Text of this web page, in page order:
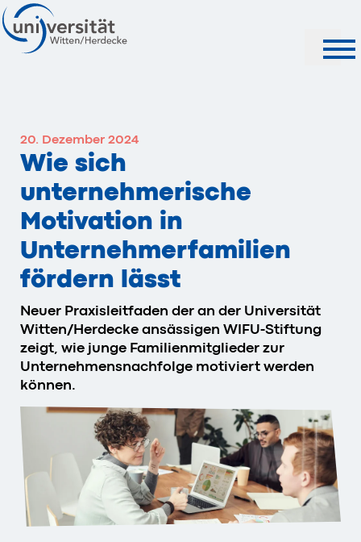
20. Dezember 2024
Wie sich
unternehmerische
Motivation in
Unternehmerfamilien
fördern lässt
Neuer Praxisleitfaden der an der Universität
Witten/Herdecke ansässigen WIFU-Stiftung
zeigt, wie junge Familienmitglieder zur
Unternehmensnachfolge motiviert werden
können.